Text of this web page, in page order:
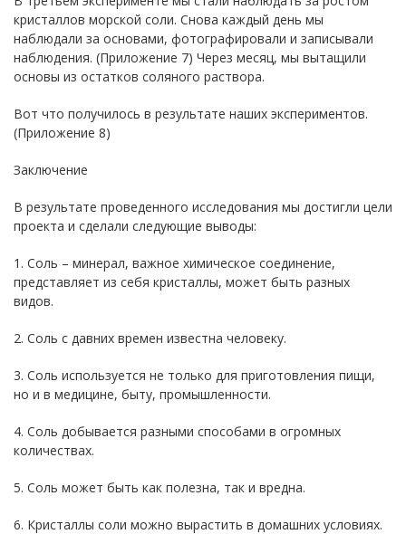
кристаллов морской соли. Снова каждый день мы
наблюдали за основами, фотографировали и записывали
наблюдения. (Приложение 7) Через месяц, мы вытащили
основы из остатков соляного раствора.
Вот что получилось в результате наших экспериментов.
(Приложение 8)
Заключение
В результате проведенного исследования мы достигли цели
проекта и сделали следующие выводы:
1. Соль – минерал, важное химическое соединение,
представляет из себя кристаллы, может быть разных
видов.
2. Соль с давних времен известна человеку.
3. Соль используется не только для приготовления пищи,
но и в медицине, быту, промышленности.
4. Соль добывается разными способами в огромных
количествах.
5. Соль может быть как полезна, так и вредна.
6. Кристаллы соли можно вырастить в домашних условиях.